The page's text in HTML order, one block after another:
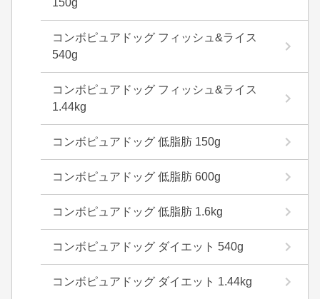
150g
コンボピュアドッグ フィッシュ&ライス
540g
コンボピュアドッグ フィッシュ&ライス
1.44kg
コンボピュアドッグ 低脂肪 150g
コンボピュアドッグ 低脂肪 600g
コンボピュアドッグ 低脂肪 1.6kg
コンボピュアドッグ ダイエット 540g
コンボピュアドッグ ダイエット 1.44kg